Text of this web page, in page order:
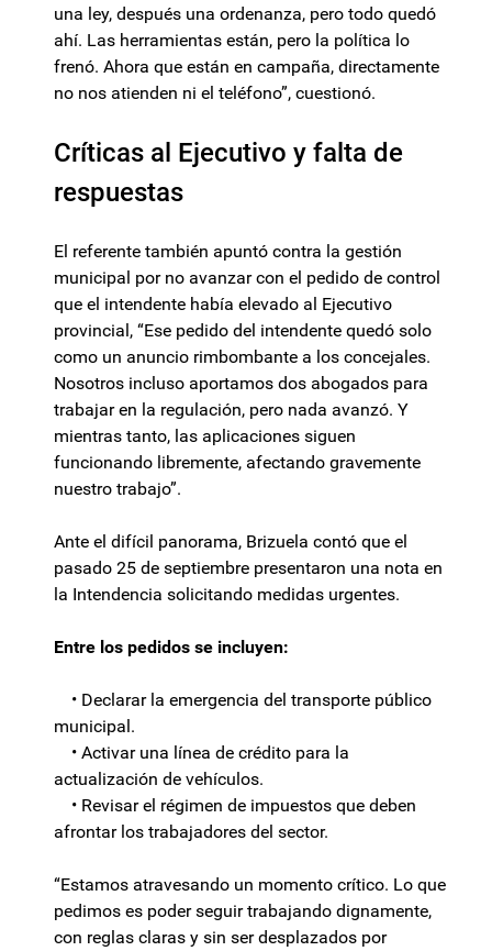
una ley, después una ordenanza, pero todo quedó
ahí. Las herramientas están, pero la política lo
frenó. Ahora que están en campaña, directamente
no nos atienden ni el teléfono”, cuestionó.
Críticas al Ejecutivo y falta de
respuestas
El referente también apuntó contra la gestión
municipal por no avanzar con el pedido de control
que el intendente había elevado al Ejecutivo
provincial, “Ese pedido del intendente quedó solo
como un anuncio rimbombante a los concejales.
Nosotros incluso aportamos dos abogados para
trabajar en la regulación, pero nada avanzó. Y
mientras tanto, las aplicaciones siguen
funcionando libremente, afectando gravemente
nuestro trabajo”.
Ante el difícil panorama, Brizuela contó que el
pasado 25 de septiembre presentaron una nota en
la Intendencia solicitando medidas urgentes.
Entre los pedidos se incluyen:
• Declarar la emergencia del transporte público
municipal.
• Activar una línea de crédito para la
actualización de vehículos.
• Revisar el régimen de impuestos que deben
afrontar los trabajadores del sector.
“Estamos atravesando un momento crítico. Lo que
pedimos es poder seguir trabajando dignamente,
con reglas claras y sin ser desplazados por